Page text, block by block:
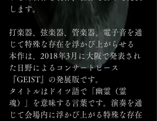
します。
打楽器、弦楽器、管楽器、電子音を通
じて特殊な存在を浮かび上がらせる
本作は、2018年3月に大阪で発表され
た日野によるコンサートピース
『GEIST』の発展版です。
タイトルはドイツ語で「幽霊（霊
魂）」を意味する言葉です。演奏を通
じて会場内に浮かび上がる特殊な存在